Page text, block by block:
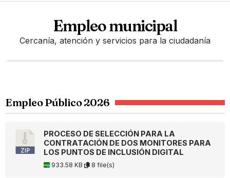
Empleo municipal
Cercanía, atención y servicios para la ciudadanía
Empleo Público 2026
PROCESO DE SELECCIÓN PARA LA
CONTRATACIÓN DE DOS MONITORES PARA
LOS PUNTOS DE INCLUSIÓN DIGITAL
933.58 KB 8 file(s)